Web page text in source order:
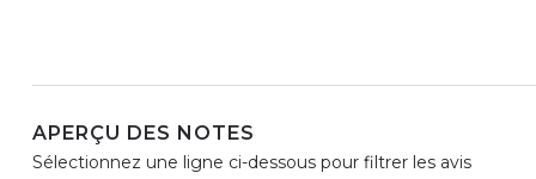
APERÇU DES NOTES
Sélectionnez une ligne ci-dessous pour filtrer les avis